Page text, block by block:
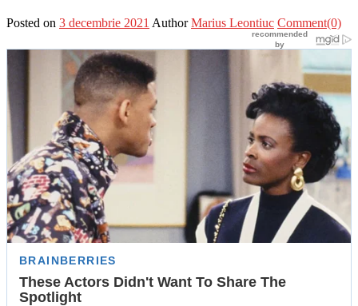
Posted on 3 decembrie 2021 Author Marius Leontiuc Comment(0)